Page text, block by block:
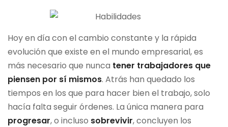
Hoy en día con el cambio constante y la rápida
evolución que existe en el mundo empresarial, es
más necesario que nunca tener trabajadores que
piensen por sí mismos. Atrás han quedado los
tiempos en los que para hacer bien el trabajo, solo
hacía falta seguir órdenes. La única manera para
progresar, o incluso sobrevivir, concluyen los